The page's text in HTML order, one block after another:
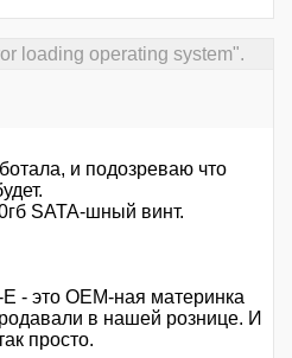
loading operating system".
и подозреваю что
SATA-шный винт.
- это ОЕМ-ная материнка
в нашей рознице. И
просто.